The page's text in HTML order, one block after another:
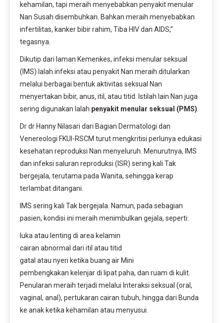
kehamilan, tapi meraih menyebabkan penyakit menular
Nan Susah disembuhkan. Bahkan meraih menyebabkan
infertilitas, kanker bibir rahim, Tiba HIV dan AIDS,”
tegasnya.
Dikutip dari laman Kemenkes, infeksi menular seksual
(IMS) Ialah infeksi atau penyakit Nan meraih ditularkan
melalui berbagai bentuk aktivitas seksual Nan
menyertakan bibir, anus, itil, atau titid. Istilah lain Nan juga
sering digunakan Ialah penyakit menular seksual (PMS).
Dr dr Hanny Nilasari dari Bagian Dermatologi dan
Venereologi FKUI-RSCM turut mengkritisi perlunya edukasi
kesehatan reproduksi Nan menyeluruh. Menurutnya, IMS
dan infeksi saluran reproduksi (ISR) sering kali Tak
bergejala, terutama pada Wanita, sehingga kerap
terlambat ditangani.
IMS sering kali Tak bergejala. Namun, pada sebagian
pasien, kondisi ini meraih menimbulkan gejala, seperti:
luka atau lenting di area kelamin
cairan abnormal dari itil atau titid
gatal atau nyeri ketika buang air Mini
pembengkakan kelenjar di lipat paha, dan ruam di kulit.
Penularan meraih terjadi melalui Interaksi seksual (oral,
vaginal, anal), pertukaran cairan tubuh, hingga dari Bunda
ke anak ketika kehamilan atau menyusui.